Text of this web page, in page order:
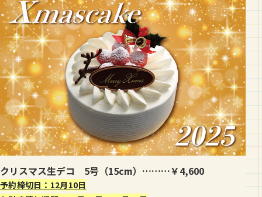
クリスマス生デコ 5号（15cm）………￥4,600
予約締切日：12月10日